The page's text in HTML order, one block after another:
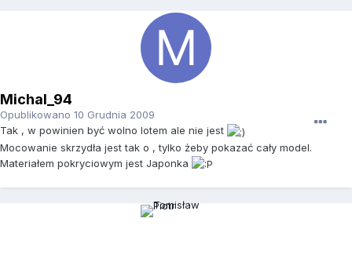
Michal_94
Opublikowano 10 Grudnia 2009
Tak , w powinien być wolno lotem ale nie jest
Mocowanie skrzydła jest tak o , tylko żeby pokazać cały model.
Materiałem pokryciowym jest Japonka